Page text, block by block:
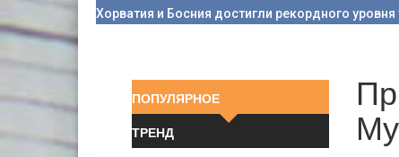
Хорватия и Босния достигли рекордного
ПОПУЛЯРНОЕ
ТРЕНД